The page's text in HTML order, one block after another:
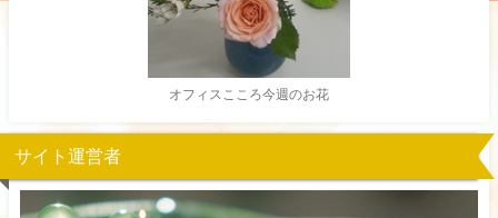
オフィスこころ今週のお花
サイト運営者